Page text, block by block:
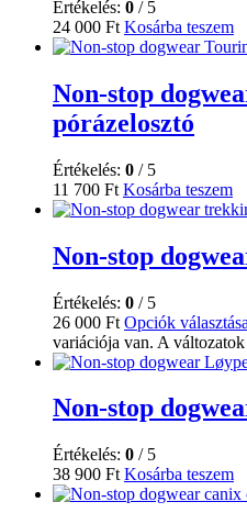
Értékelés: 0 / 5
24 000 Ft Kosárba teszem
Non-stop
pórázelosztó
Értékelés: 0 / 5
11 700 Ft Kosárba teszem
Non-stop
Értékelés: 0 / 5
26 000 Ft Opciók választása
variációja van. A
Non-stop
Értékelés: 0 / 5
38 900 Ft Kosárba teszem